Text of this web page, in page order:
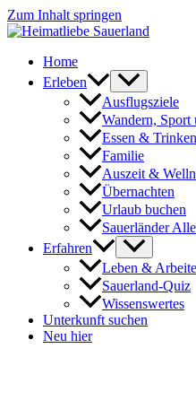
Zum Inhalt springen
Home
Erleben
Ausflugsziele
Wandern,
Essen & Trinken
Familie
Auszeit &
Übernachten
Urlaub buchen
Sauerländer
Erfahren
Leben &
Sauerland-Quiz
Wissenswertes
Unterkunft suchen
Neu hier